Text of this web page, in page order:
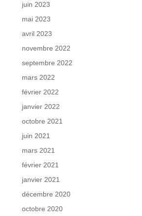
juin 2023
mai 2023
avril 2023
novembre 2022
septembre 2022
mars 2022
février 2022
janvier 2022
octobre 2021
juin 2021
mars 2021
février 2021
janvier 2021
décembre 2020
octobre 2020